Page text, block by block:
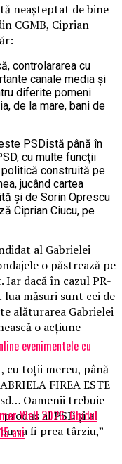
neaşteptat de bine
CGMB, Ciprian
controlararea cu
canale media şi
diferite pomeni
de la mare, bani de
PSDistă până în
cu multe funcţii
politică construită pe
jucând cartea
şi de Sorin Oprescu
Ciprian Ciucu, pe
al Gabrielei
o păstrează pe
Iar dacă în cazul PR-
măsuri sunt cei de
alăturarea Gabrielei
o acţiune
cu toţii mereu, până
FIREA ESTE
Oamenii trebuie
al PSD şi al
va fi prea târziu,”
evenimentele cu
Well 2026. Ghidul
ani